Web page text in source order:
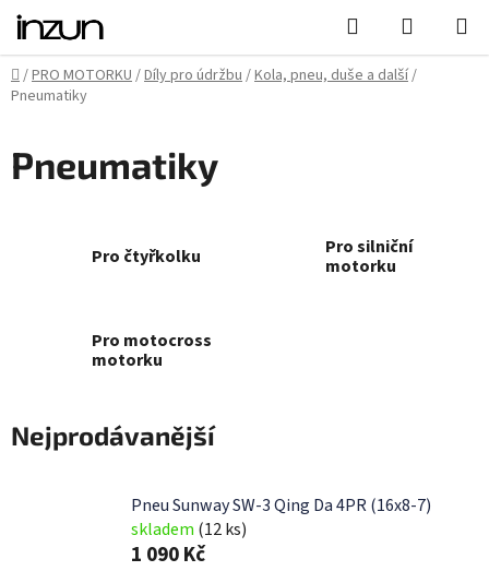
Přejít
obsah
Hledat
KOŠÍK
Domů
/PRO MOTORKU/Díly pro údržbu/Kola, pneu, duše a další/
Pneumatiky
Pneumatiky
Pro čtyřkolku
Pro silniční
motorku
Pro motocross
motorku
Nejprodávanější
Pneu Sunway SW-3 Qing Da 4PR (16x8-7)
skladem (12 ks)
1 090 Kč